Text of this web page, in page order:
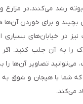
رشد می‌کنند.در مزارع
و برای خوردن آن‌ها
در خیابان‌های بسیاری
را به آن جلب کنید. اگر
می‌توانید تصاویر آن‌ها
شما با هیجان و شوق به
می‌کند.